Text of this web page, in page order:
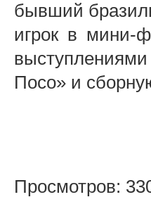
бывший
игрок в мини-
Посо» и
Просмотров: